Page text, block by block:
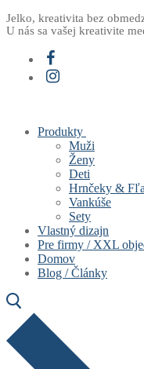
Preskočiť
na
Menu
Zavrieť
Jelko, kreativita bez
U nás sa vašej kreativite
Produkty
Muži
Ženy
Deti
Hrnčeky &
Vankúše
Sety
Vlastný dizajn
Pre firmy / XXL
Domov
Blog / Články